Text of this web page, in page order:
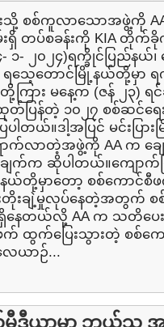
းသို့ စစ်ကူလာသောအဖွဲ့ကို AA ခ
ရှိ တပ်စခန်းကို KIA တိုက်
- ၁- ၂၀၂၄)ရက္ခိုင်ပြည်နယ်၊
ရသေ့တောင်မြို့နယ်တို့မှာ ရ
ကြား မနေ့က (ဇန် ၂၃
တ်ပြန်တဲ့ ၁၀၂၇ စစ်ဆင်ရ
ြပါတယ်။ဒါ့အပြင် မင်းပြ
ာက်လာတဲ့အဖွဲ့ကို AA က ချ
ျက်က ဆိုပါတယ်။ကျောက်ဖ
နယ်တို့မှာတော့ စစ်ကောင်စီ
တိုးချဲ့မှုလုပ်နေတဲ့အတွက်
ေတယ်လို့ AA က သတိပေးထ
က် ထွက်ပြေးသွားတဲ့ စစ်က
ေယာဉ်...
ဒီယာမှာ ဘယ်သူ